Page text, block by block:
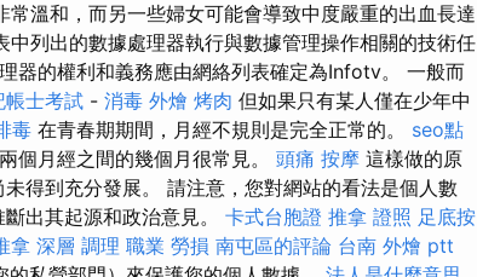
常溫和，而另一些婦女可能會導致中度嚴重的出血長達
中列出的數據處理器執行與數據管理操作相關的技術任
器的權利和義務應由網絡列表確定為Infotv。 一般而
帳士考試 - 消毒 外燴 烤肉 但如果只有某人僅在少年中
毒 在青春期期間，月經不規則是完全正常的。 seo點
個月經之間的幾個月很常見。 頭痛 按摩 這樣做的原
得到充分發展。 請注意，您對網站的看法是個人數
出其起源和政治意見。 卡式台胞證 推拿 證照 足底按
深層 調理 職業 勞損 南屯區的評論 台南 外燴 ptt